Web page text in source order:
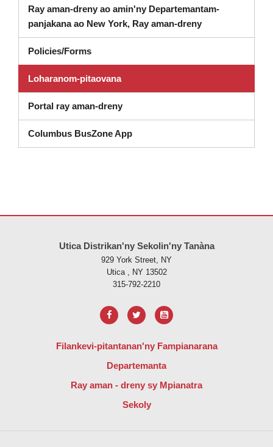
Ray aman-dreny ao amin'ny Departemantam-
panjakana ao New York, Ray aman-drenyDashboard
Policies/Forms
Loharanom-pitaovana
Portal ray aman-dreny
Columbus BusZone App
Utica Distrikan'ny Sekolin'ny Tanàna
929 York Street, NY
Utica , NY 13502
315-792-2210
Filankevi-pitantanan'ny Fampianarana
Departemanta
Ray aman - dreny sy Mpianatra
Sekoly